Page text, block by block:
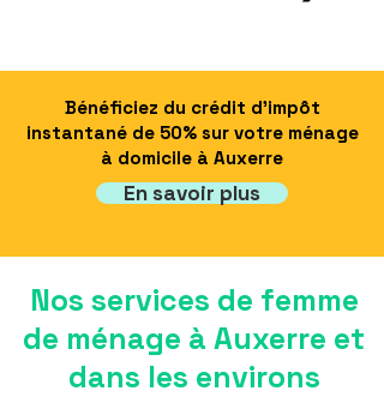
Bénéficiez du crédit d'impôt
instantané de 50% sur votre ménage
à domicile à Auxerre
En savoir plus
Nos services de femme
de ménage à Auxerre et
dans les environs